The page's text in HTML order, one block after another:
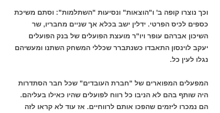
וכך נוצרו קופה ב' ו"הוצאות" ונסיעות "השתלמות": וסתם משיכת
כספים לכיס הפרטי. ידלין ישב בכלא אך שניים מחבריו, שר
השיכון אברהם עופר ויו"ר מועצת הפועלים של בנק הפועלים
יעקב לוינסון התאבדו כשנתברר שכללי המשחק השתנו ומעשיהם
נגלו לעין כל.
המפעלים המפוארים של "חברת העובדים" שכל חבר הסתדרות
היה שותף בהם לא הניבו כל רווח לפועלים שהיו כאילו בעליהם.
הם נמכרו ליזמים שהפכו אותם לרווחיים. אז עוד לא קראו לזה